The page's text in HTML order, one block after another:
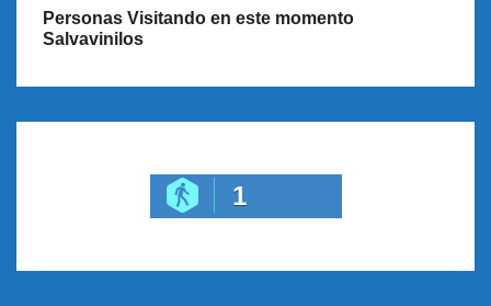
Personas Visitando en este momento
Salvavinilos
1